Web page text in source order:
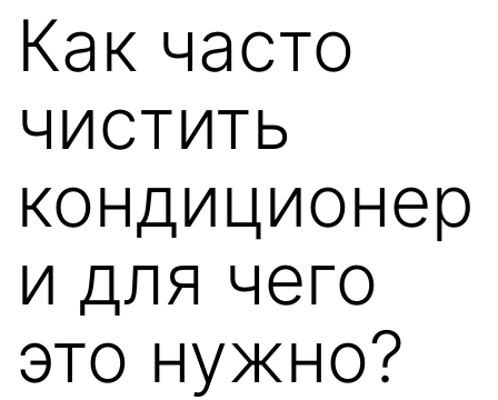
Как часто
чистить
кондиционер
и для чего
это нужно?